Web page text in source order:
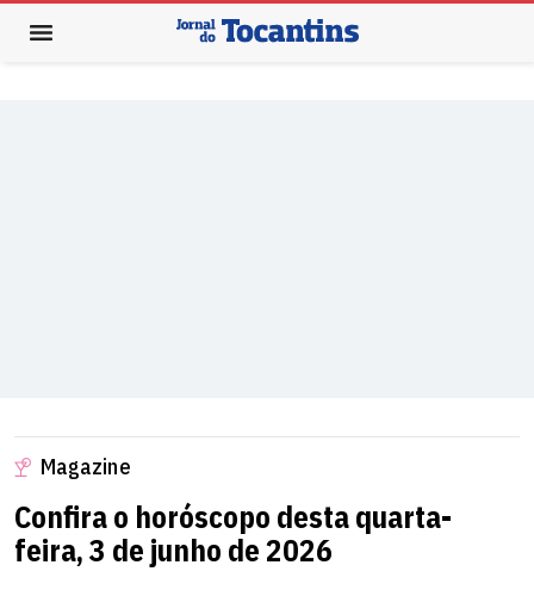
Magazine
Confira o horóscopo desta quarta-
feira, 3 de junho de 2026